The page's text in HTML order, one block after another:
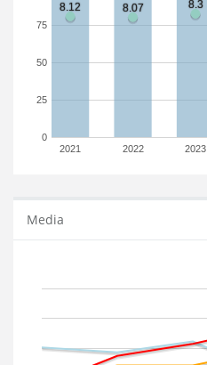
2021 2022 2023
0
25
50
75
Media